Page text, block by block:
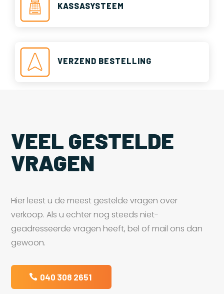
KASSASYSTEEM
VERZEND BESTELLING
VEEL GESTELDE
VRAGEN
Hier leest u de meest gestelde vragen over
verkoop. Als u echter nog steeds niet-
geadresseerde vragen heeft, bel of mail ons dan
gewoon.
040 308 2651